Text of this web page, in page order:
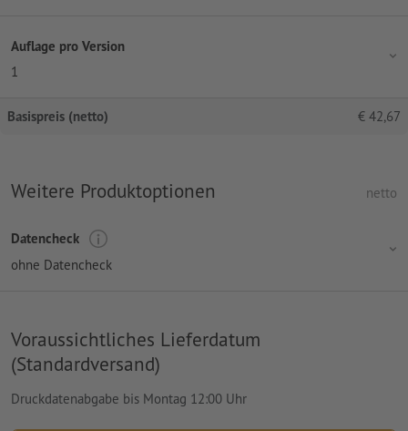
Auflage pro Version
1
Basispreis (netto) € 42,67
Weitere Produktoptionen netto
Datencheck
ohne Datencheck
Voraussichtliches Lieferdatum
(Standardversand)
Druckdatenabgabe bis Montag 12:00 Uhr